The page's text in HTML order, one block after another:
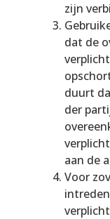
zijn
dat de
duurt
der
aan de
Voor